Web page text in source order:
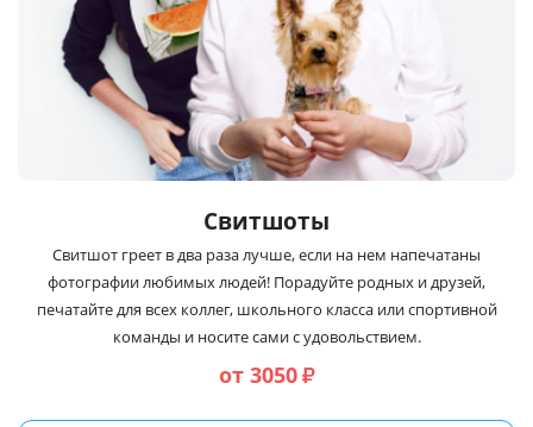
Свитшоты
Свитшот греет в два раза лучше, если на нем напечатаны
фотографии любимых людей! Порадуйте родных и друзей,
печатайте для всех коллег, школьного класса или спортивной
команды и носите сами с удовольствием.
от 3050₽